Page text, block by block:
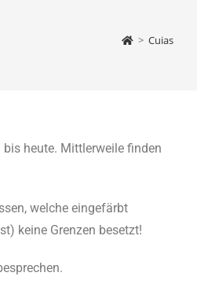
> Cuias
heute. Mittlerweile finden
welche eingefärbt
keine Grenzen besetzt!